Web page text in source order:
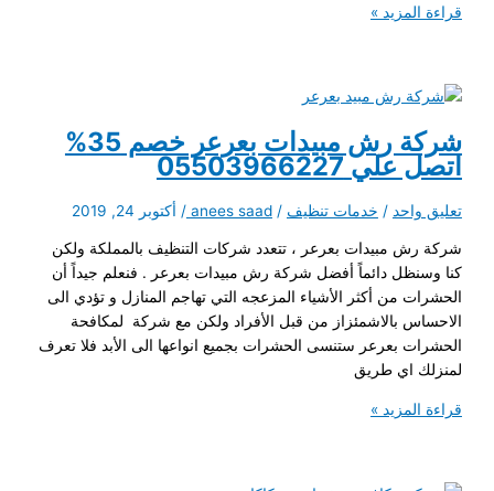
شركة
خصم
36%
اتصل
علي
05503966227
قراءة المزيد »
شركة رش مبيدات بعرعر خصم 35%
اتصل علي 05503966227
تعليق واحد / خدمات تنظيف /
anees saad
/ أكتوبر 24, 2019
شركة رش مبيدات بعرعر ، تتعدد شركات التنظيف بالمملكة ولكن
كنا وسنظل دائماً أفضل شركة رش مبيدات بعرعر . فنعلم جيداً أن
الحشرات من أكثر الأشياء المزعجه التي تهاجم المنازل و تؤدي الى
الاحساس بالاشمئزاز من قبل الأفراد ولكن مع شركة لمكافحة
الحشرات بعرعر ستنسى الحشرات بجميع انواعها الى الأبد فلا تعرف
لمنزلك اي طريق
شركة
بعرعر
قراءة المزيد »